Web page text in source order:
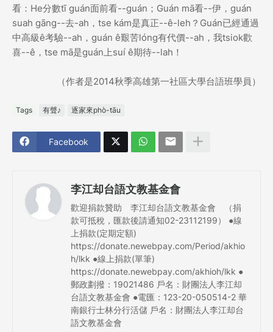
看：He分數tī guán面前看--guán；Guán mā看--伊，guán
suah gāng--去-ah，tse kám是真正--ê-leh？Guán已經通過
中高級ê考驗--ah，guán ê艱苦lóng有代價--ah，我tsiok歡
喜--ê，tse mā是guán上suí ê期待--lah！
（作者是2014秋季高雄第一社區大學台語班學員）
Tags 有聲♪ 逐家來phò-tāu
Facebook
李江却台語文教基金會
歡迎捐款贊助 李江却台語文教基金會 （捐
款可抵稅，匯款後請通知02-23112199） ●線
上捐款(定期定額)
https://donate.newebpay.com/Period/akhio
h/lkk ●線上捐款(單筆)
https://donate.newebpay.com/akhioh/lkk ●
郵政劃撥：19021486 戶名：財團法人李江却
台語文教基金會 ●電匯：123-20-050514-2 華
南銀行士林分行活儲 戶名：財團法人李江却台
語文教基金會